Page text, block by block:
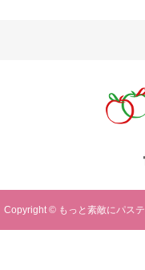
Copyright © もっと素敵にパス